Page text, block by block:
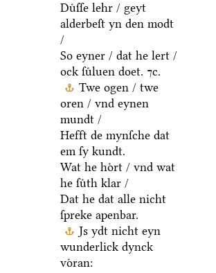
Duͤſſe lehr / geyt
alderbeſt yn den modt
/
So eyner / dat he lert /
ock ſuͤluen doet. ⁊c.
Twe ogen / twe
oren / vnd eynen
mundt /
Hefft de mynſche dat
em ſy kundt.
Wat he hoͤrt / vnd wat
he ſuͤth klar /
Dat he dat alle nicht
ſpreke apenbar.
Js ydt nicht eyn
wunderlick dynck
voͤran: